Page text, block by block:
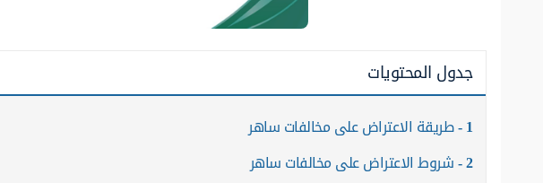
جدول المحتويات
1 طريقة الاعتراض على مخالفات ساهر
2 شروط الاعتراض على مخالفات ساهر